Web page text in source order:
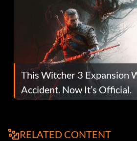
This Witcher 3 Expansion
Accident. Now It’s Official.
RELATED CONTENT